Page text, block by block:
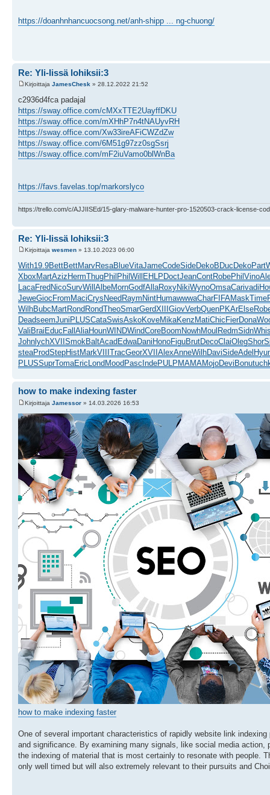
https://doanhnhancuocsong.net/anh-shipp ... ng-chuong/
Re: Yli-Iissä lohiksii:3
Kirjoittaja JamesChesk » 28.12.2022 21:52
c2936d4fca padajal
https://sway.office.com/cMXxTTE2UayffDKU
https://sway.office.com/mXHhP7n4tNAUyvRH
https://sway.office.com/Xw33ireAFiCWZdZw
https://sway.office.com/6M51g97zz0sgSsrj
https://sway.office.com/mF2iuVamo0blWnBa
https://favs.favelas.top/markorslyco
https://trello.com/c/AJJIISEd/15-glary-malware-hunter-pro-1520503-crack-license-
Re: Yli-Iissä lohiksii:3
Kirjoittaja wesmen » 13.10.2023 06:00
With19.9BettBettMarvResaBlueVitaJameCodeSideDekoBDuc DekoPart
Xbox MartAziz HermThugPhil Phil Will EHLP DoctJeanContRobePhil Vino
LacaFred NicoSurvWill AlbeMornGodfAllaRoxyNikiWynoOmsaCarivadi
JeweGioc From MaciCrys Need Raym NintHumawwwaCharFIFAMaskTime
WilhBubc MartRond RondTheoSmarGerdXIII GiovVerbQuenPKArElse
DeadseemJuni PLUSCataSwisAskoKoveMikaKenz MatiChic FierDona
Vali Brai Educ Fall AliaHounWINDWindCoreBoom NowhMoul RedmSidnWhis
John lychXVII SmokBaltAcad EdwaDani HonoFiguBrutDecoClaiOlegShor
steaProdStepHistMarkVIII TracGeorXVII AlexAnneWilhDaviSideAdel
PLUSSuprTomaEric Lond Mood Pasc IndePULP MAMAMojoDevi Bonu
how to make indexing faster
Kirjoittaja Jamessor » 14.03.2026 16:53
how to make indexing faster
One of several important characteristics of rapidly website link
and significance. By examining many signals, like social media
the indexing of material that is most certainly to resonate with people.
only well timed but will also extremely relevant to their pursuits and